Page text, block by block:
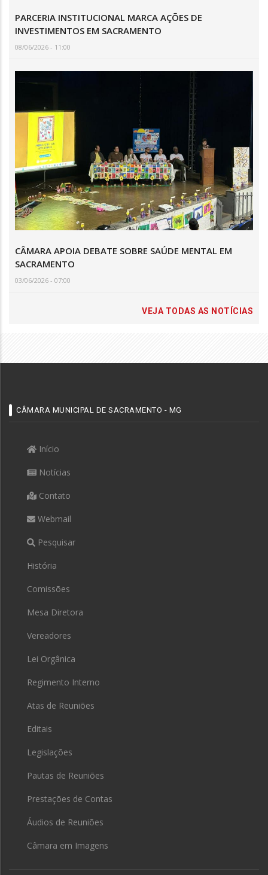
PARCERIA INSTITUCIONAL MARCA AÇÕES DE
INVESTIMENTOS EM SACRAMENTO
08/06/2026 - 11:00
CÂMARA APOIA DEBATE SOBRE SAÚDE MENTAL EM
SACRAMENTO
03/06/2026 - 07:00
VEJA TODAS AS NOTÍCIAS
CÂMARA MUNICIPAL DE SACRAMENTO - MG
Início
Notícias
Contato
Webmail
Pesquisar
História
Comissões
Mesa Diretora
Vereadores
Lei Orgânica
Regimento Interno
Atas de Reuniões
Editais
Legislações
Pautas de Reuniões
Prestações de Contas
Áudios de Reuniões
Câmara em Imagens